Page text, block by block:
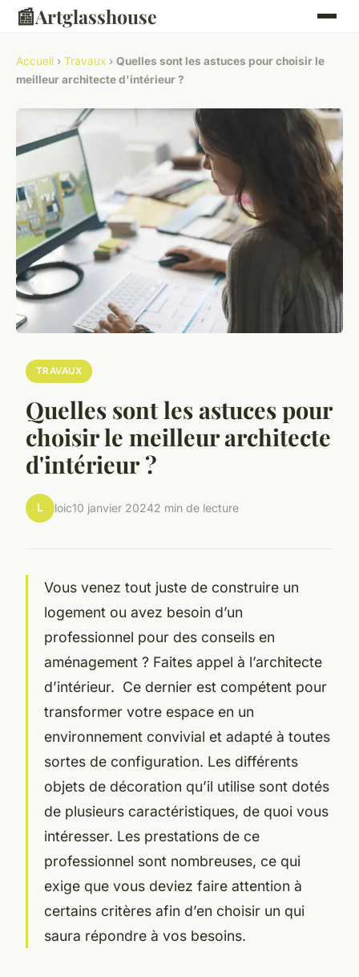
📰Artglasshouse
Accueil › Travaux › Quelles sont les astuces pour choisir le
meilleur architecte d'intérieur ?
TRAVAUX
Quelles sont les astuces pour
choisir le meilleur architecte
d'intérieur ?
L loic10 janvier 20242 min de lecture
Vous venez tout juste de construire un
logement ou avez besoin d’un
professionnel pour des conseils en
aménagement ? Faites appel à l’architecte
d’intérieur. Ce dernier est compétent pour
transformer votre espace en un
environnement convivial et adapté à toutes
sortes de configuration. Les différents
objets de décoration qu’il utilise sont dotés
de plusieurs caractéristiques, de quoi vous
intéresser. Les prestations de ce
professionnel sont nombreuses, ce qui
exige que vous deviez faire attention à
certains critères afin d’en choisir un qui
saura répondre à vos besoins.